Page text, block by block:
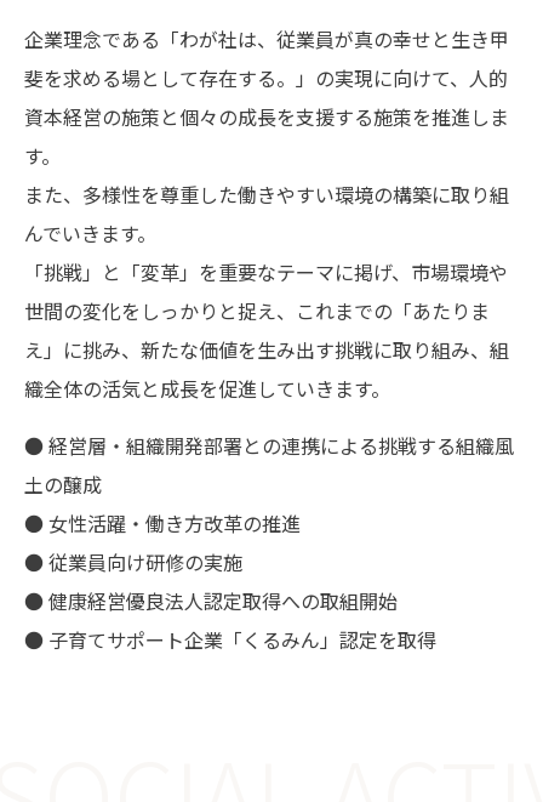
企業理念である「わが社は、従業員が真の幸せと生き甲
斐を求める場として存在する。」の実現に向けて、人的
資本経営の施策と個々の成長を支援する施策を推進しま
す。
また、多様性を尊重した働きやすい環境の構築に取り組
んでいきます。
「挑戦」と「変革」を重要なテーマに掲げ、市場環境や
世間の変化をしっかりと捉え、これまでの「あたりま
え」に挑み、新たな価値を生み出す挑戦に取り組み、組
織全体の活気と成長を促進していきます。
● 経営層・組織開発部署との連携による挑戦する組織風
土の醸成
● 女性活躍・働き方改革の推進
● 従業員向け研修の実施
● 健康経営優良法人認定取得への取組開始
● 子育てサポート企業「くるみん」認定を取得